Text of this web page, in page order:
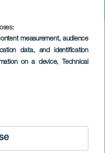
measurement, audience
data, and identification
on a device, Technical